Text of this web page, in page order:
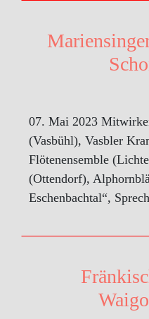
07. Mai 2023
(Vasbühl), Vasbler
Flötenensemble
(Ottendorf),
Eschenbachtal“,